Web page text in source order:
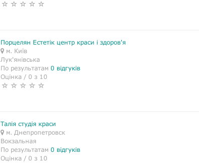
Порцелян Естетік центр краси і здоров'я
м. Київ
Лук'янівська
По результатам 0 відгуків
Оцінка / 0 з 10
Талія студія краси
м. Днепропетровск
Вокзальная
По результатам 0 відгуків
Оцінка / 0 з 10